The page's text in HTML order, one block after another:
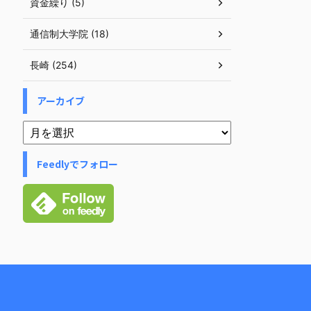
通信制大学院 (18)
長崎 (254)
アーカイブ
Feedlyでフォロー